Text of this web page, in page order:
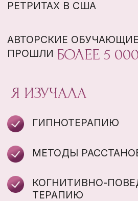
ОБРАТНОЙ СВЯЗЬЮ НА
КОНСУЛЬТАЦИИ
ОБЩЕНИЕ С АВТОРОМ КУРСА И
ДРУГИМИ УЧАСТНИЦАМИ НА
В TELEGRAM
УЧАСТИЕ В LIVE С
ЗАДАВАТЬ ВОПРОСЫ И ПОЛУЧАТЬ
ГРУППОВОМ ФОРМАТЕ
ПОЖИЗНЕННЫЙ ДОСТУП К КУРСУ
ТОЛЬКО 3 МЕСТА